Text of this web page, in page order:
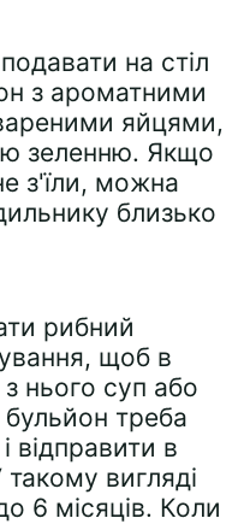
на стіл
з ароматними
яйцями,
зеленню. Якщо
з'їли, можна
близько
рибний
щоб в
нього суп або
треба
відправити в
вигляді
6 місяців. Коли